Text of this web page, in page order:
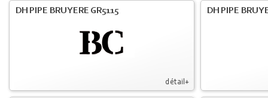
détail+
DH PIPE BRUYERE GR5115 DH PIPE